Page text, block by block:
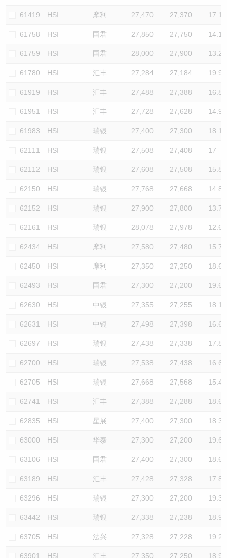
61419 HSI 摩利 27,470 27,370 17.1
61758 HSI 国君 27,850 27,750 14.1
61759 HSI 国君 28,000 27,900 13.2
61780 HSI 汇丰 27,284 27,184 19.9
61919 HSI 汇丰 27,488 27,388 16.8
61951 HSI 汇丰 27,728 27,628 14.9
61983 HSI 瑞银 27,400 27,300 18.1
62111 HSI 瑞银 27,508 27,408 17
62112 HSI 瑞银 27,608 27,508 15.8
62150 HSI 瑞银 27,768 27,668 14.8
62152 HSI 瑞银 27,900 27,800 13.7
62161 HSI 瑞银 28,078 27,978 12.6
62434 HSI 摩利 27,580 27,480 15.7
62450 HSI 摩利 27,350 27,250 18.6
62493 HSI 国君 27,300 27,200 19.6
62630 HSI 中银 27,355 27,255 18.1
62631 HSI 中银 27,498 27,398 16.6
62697 HSI 瑞银 27,438 27,338 17.8
62700 HSI 瑞银 27,538 27,438 16.6
62705 HSI 瑞银 27,668 27,568 15.4
62741 HSI 汇丰 27,388 27,288 18.6
62835 HSI 星展 27,400 27,300 18.3
63000 HSI 华泰 27,300 27,200 19.6
63106 HSI 国君 27,400 27,300 18.6
63189 HSI 汇丰 27,428 27,328 17.8
63296 HSI 瑞银 27,300 27,200 19.3
63442 HSI 瑞银 27,338 27,238 18.9
63705 HSI 法兴 27,328 27,228 19.2
63901 HSI 汇丰 27,350 27,250 18.9